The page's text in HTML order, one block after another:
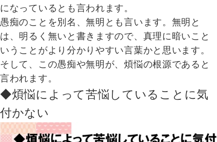
になっているとも言われます。
愚痴のことを別名、無明とも言います。無明と
は、明るく無いと書きますので、真理に暗いこと
いうことがより分かりやすい言葉かと思います。
そして、この愚痴や無明が、煩悩の根源であると
言われます。
◆煩悩によって苦悩していることに気
付かない